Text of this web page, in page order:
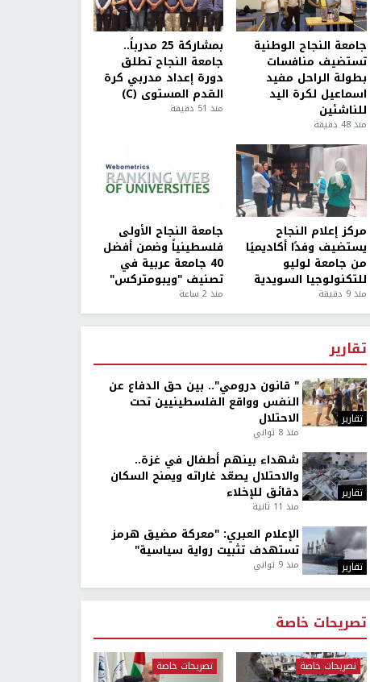
جامعة النجاح الوطنية
تستضيف منافسات
بطولة الراحل مفيد
اسماعيل لكرة اليد
للناشئين
منذ 48 دقيقة
بمشاركة 25 مدرباً..
جامعة النجاح تطلق
دورة إعداد مدربي كرة
القدم المستوى (C)
منذ 51 دقيقة
مركز إعلام النجاح
يستضيف وفدًا أكاديميًا
من جامعة لوليو
للتكنولوجيا السويدية
منذ 9 دقيقة
جامعة النجاح الأولى
فلسطينياً وضمن أفضل
40 جامعة عربية في
تصنيف "ويبومتركس"
منذ 2 ساعة
تقارير
تقارير
" قانون درومي".. بين حق الدفاع عن
النفس وواقع الفلسطينيين تحت
الاحتلال
منذ 8 ثواني
تقارير
شهداء بينهم أطفال في غزة..
والاحتلال يصعّد غاراته ويمنح السكان
دقائق للإخلاء
منذ 11 ثانية
تقارير
الإعلام العبري: "معركة مضيق هرمز
تستهدف تثبيت رواية سياسية"
منذ 9 ثواني
تصريحات خاصة
تصريحات خاصة تصريحات خاصة